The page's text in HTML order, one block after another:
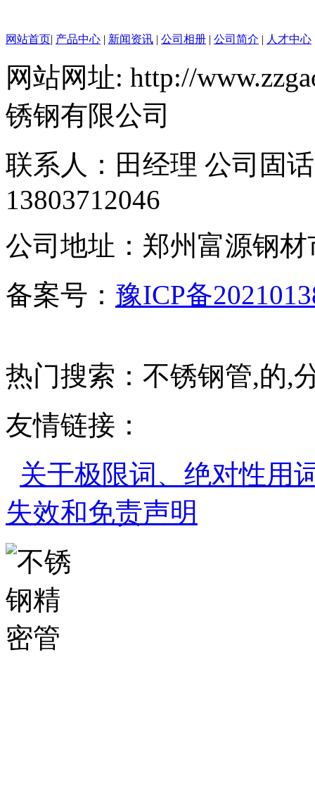
网站首页| 产品中心 | 新闻资讯 | 公司相册 | 公司简介 | 人才中心
网站网址: http://
锈钢有限公司
联系人：田经理 公司固
13803712046
公司地址：郑州富源钢
备案号： 豫ICP备
热门搜索：不锈钢管,的,
友情链接：
关于极限词、绝对性用
失效和免责声明